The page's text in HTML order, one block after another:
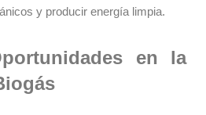
y producir energía limpia.
en la